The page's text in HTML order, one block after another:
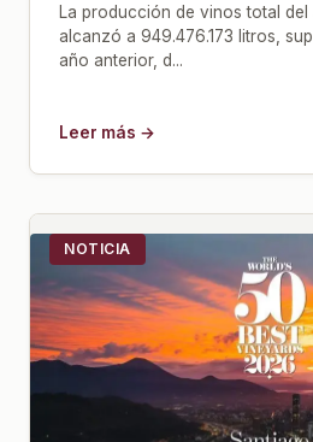
La producción de vinos total
alcanzó a 949.476.173 litros,
año anterior, d...
Leer más →
NOTICIA